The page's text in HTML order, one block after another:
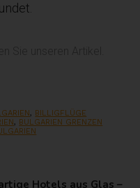
, BILLIGFLÜGE
, BULGARIEN GRENZEN
Hotels aus Glas –